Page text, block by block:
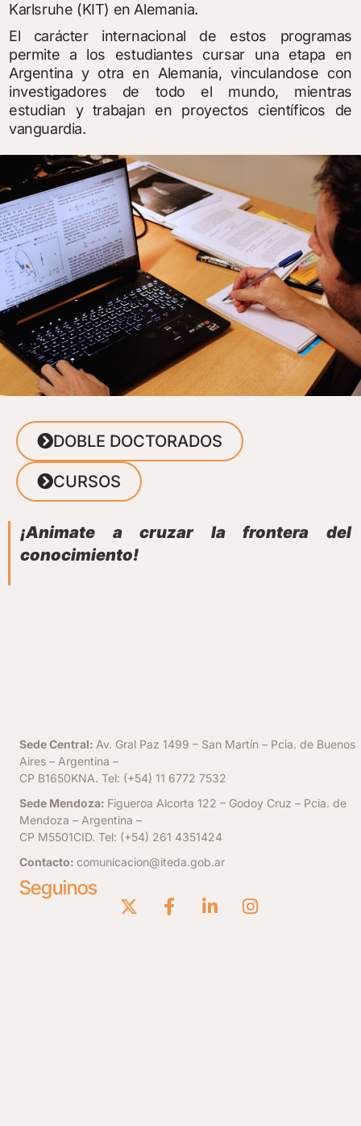
Karlsruhe (KIT) en Alemania.
El carácter internacional de estos programas
permite a los estudiantes cursar una etapa en
Argentina y otra en Alemania, vinculandose con
investigadores de todo el mundo, mientras
estudian y trabajan en proyectos científicos de
vanguardia.
DOBLE DOCTORADOS
CURSOS
¡Animate a cruzar la frontera del
conocimiento!
Sede Central: Av. Gral Paz 1499 – San Martín – Pcia. de Buenos
Aires – Argentina –
CP B1650KNA. Tel: (+54) 11 6772 7532
Sede Mendoza: Figueroa Alcorta 122 – Godoy Cruz – Pcia. de
Mendoza – Argentina –
CP M5501CID. Tel: (+54) 261 4351424
Contacto: comunicacion@iteda.gob.ar
Seguinos